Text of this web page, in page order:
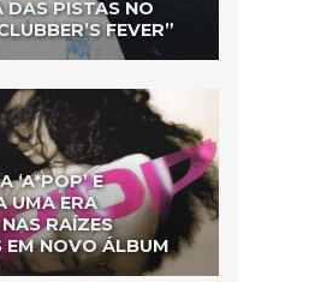
DAS PISTAS NO
FEVER”
‘A*POP’ E
UMA ERA
RAÍZES
EM NOVO ÁLBUM